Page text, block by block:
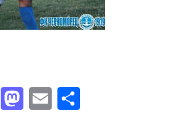
Facebook
Mastodon
Email